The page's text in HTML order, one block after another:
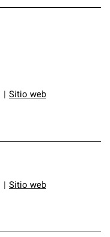
Sitio web
Sitio web